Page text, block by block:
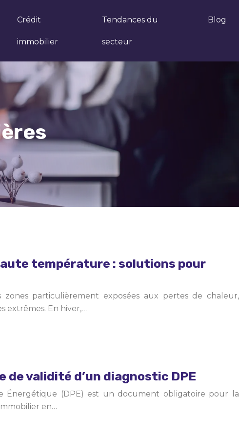
Crédit
immobilier
Tendances du
secteur
Blog
température : solutions pour
particulièrement exposées aux pertes de chaleur,
extrêmes. En hiver,…
de validité d’un diagnostic DPE
Énergétique (DPE) est un document obligatoire pour la
en…